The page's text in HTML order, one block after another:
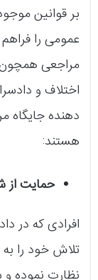
بر قوانین
عمومی را
مراجعی
اختلاف و
دهنده جایگاه
هستند:
حمایت از
افرادی که در
تلاش خود را
نظارت نموده